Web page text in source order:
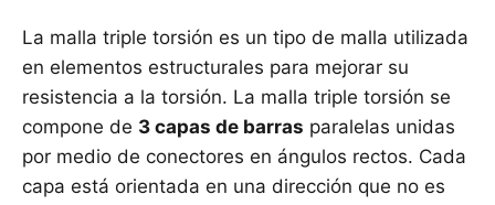
La malla triple torsión es un tipo de malla utilizada
en elementos estructurales para mejorar su
resistencia a la torsión. La malla triple torsión se
compone de 3 capas de barras paralelas unidas
por medio de conectores en ángulos rectos. Cada
capa está orientada en una dirección que no es